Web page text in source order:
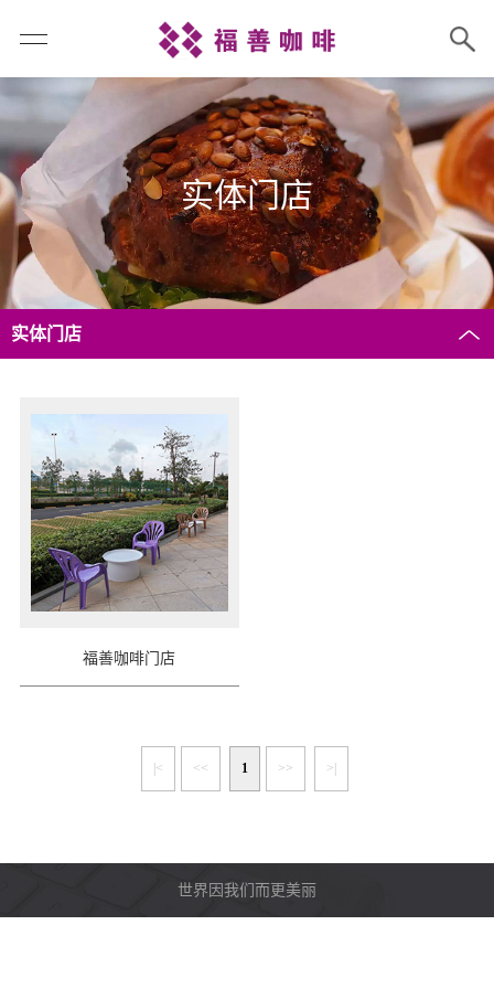
实体门店
实体门店
福善咖啡门店
|< << 1 >> >|
世界因我们而更美丽